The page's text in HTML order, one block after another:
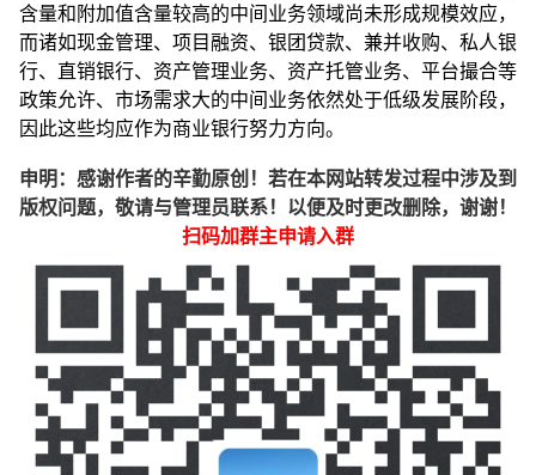
含量和附加值含量较高的中间业务领域尚未形成规模效应，
而诸如现金管理、项目融资、银团贷款、兼并收购、私人银
行、直销银行、资产管理业务、资产托管业务、平台撮合等
政策允许、市场需求大的中间业务依然处于低级发展阶段，
因此这些均应作为商业银行努力方向。
申明：感谢作者的辛勤原创！若在本网站转发过程中涉及到
版权问题，敬请与管理员联系！以便及时更改删除，谢谢！
扫码加群主申请入群